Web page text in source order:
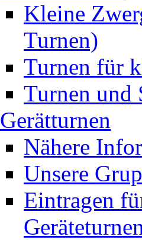
Kleine
Turnen)
Turnen für
Turnen und
Gerätturnen
Nähere
Unsere
Eintragen